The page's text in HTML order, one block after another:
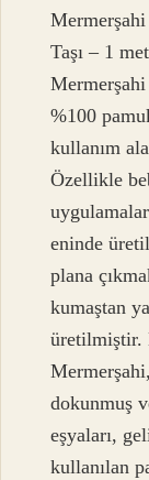
Taşı – 1
%100
kullanım
Özellikle
eninde
plana
kumaştan
üretilmiştir.
dokunmuş
eşyaları,
kullanılan